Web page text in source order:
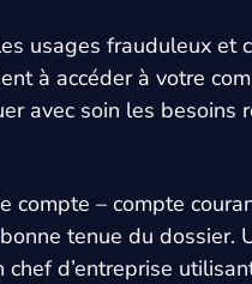
usages frauduleux
à accéder à votre
avec soin les
– compte
tenue du dossier.
d’entreprise